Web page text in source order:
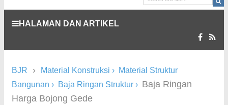
HALAMAN DAN ARTIKEL
BJR › Material Konstruksi › Material Struktur
Bangunan › Baja Ringan Struktur › Baja Ringan
Harga Bojong Gede